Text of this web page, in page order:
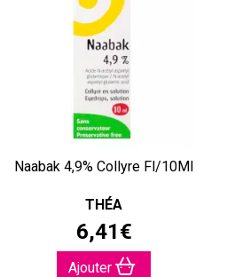
Naabak 4,9% Collyre Fl/10Ml
THÉA
6,41€
Ajouter